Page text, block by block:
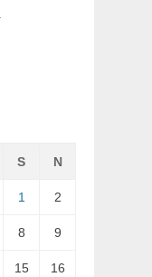
S N
1 2
8 9
15 16